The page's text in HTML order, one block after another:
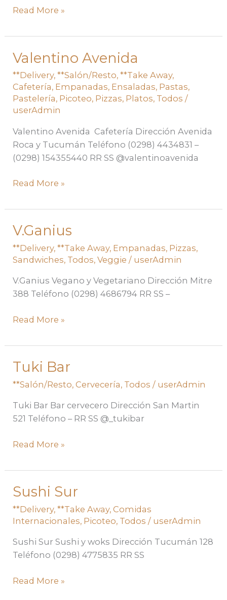
Read More »
Valentino Avenida
**Delivery,**Salón/Resto,**Take Away,
Cafetería, Empanadas, Ensaladas, Pastas,
Pastelería, Picoteo, Pizzas, Platos, Todos /
userAdmin
Valentino Avenida Cafetería Dirección Avenida
Roca y Tucumán Teléfono (0298) 4434831 –
(0298) 154355440 RR SS @valentinoavenida
Valentino
Read More »
V.Ganius
**Delivery,**Take Away, Empanadas, Pizzas,
Sandwiches, Todos,Veggie / userAdmin
V.Ganius Vegano y Vegetariano Dirección Mitre
388 Teléfono (0298) 4686794 RR SS –
V.Ganius
Read More »
Tuki Bar
**Salón/Resto,Cervecería, Todos / userAdmin
Tuki Bar Bar cervecero Dirección San Martin
521 Teléfono – RR SS @_tukibar
Tuki
Read More »
Sushi Sur
**Delivery,**Take Away,Comidas
Internacionales, Picoteo, Todos / userAdmin
Sushi Sur Sushi y woks Dirección Tucumán 128
Teléfono (0298) 4775835 RR SS
Sushi
Read More »